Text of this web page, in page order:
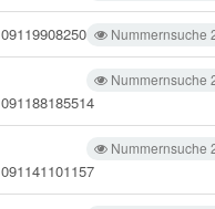
Nummernsuche
09119908250
Nummernsuche
091188185514
Nummernsuche
091141101157